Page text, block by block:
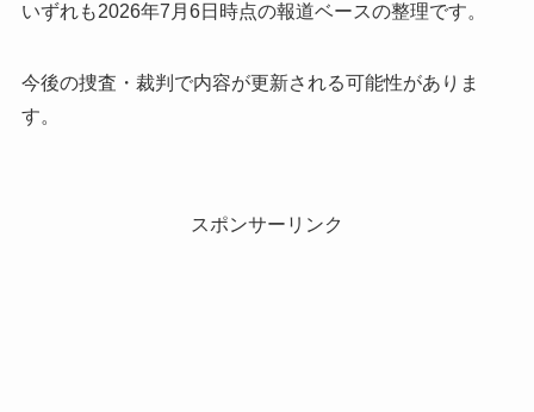
いずれも2026年7月6日時点の報道ベースの整理です。
今後の捜査・裁判で内容が更新される可能性がありま
す。
スポンサーリンク